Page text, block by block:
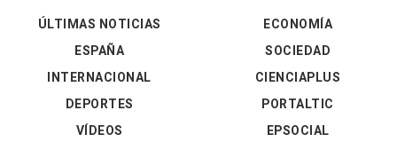
ÚLTIMAS NOTICIAS
ESPAÑA
INTERNACIONAL
DEPORTES
VÍDEOS
ECONOMÍA
SOCIEDAD
CIENCIAPLUS
PORTALTIC
EPSOCIAL